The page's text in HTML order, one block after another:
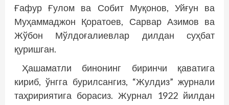
Ғафур Ғулом ва Собит Муқонов, Уйғун ва
Муҳаммаджон Қоратоев, Сарвар Азимов ва
Жўбон Мўлдоғалиевлар дилдан суҳбат
қуришган.
Ҳашаматли бинонинг биринчи қаватига
кириб, ўнгга бурилсангиз, “Жулдиз” журнали
таҳририятига борасиз. Журнал 1922 йилдан